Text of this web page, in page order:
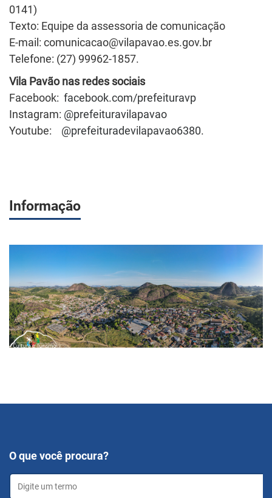
0141)
Texto: Equipe da assessoria de comunicação
E-mail: comunicacao@vilapavao.es.gov.br
Telefone: (27) 99962-1857.
Vila Pavão nas redes sociais
Facebook: facebook.com/prefeituravp
Instagram: @prefeituravilapavao
Youtube:
@prefeituradevilapavao6380.
Informação
O que você procura?